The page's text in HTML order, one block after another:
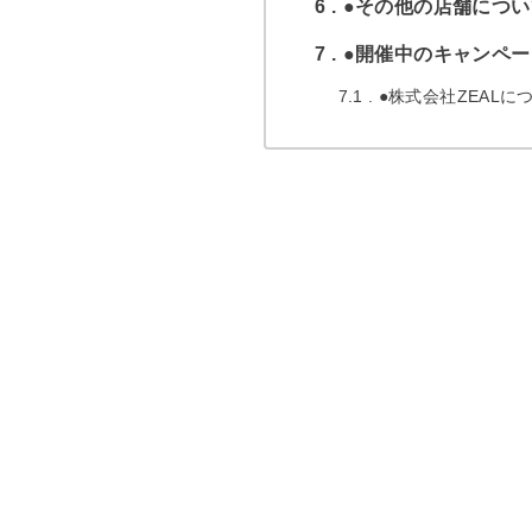
6 ●その他の店舗につ
7 ●開催中のキャンペ
7.1 ●株式会社ZEALに